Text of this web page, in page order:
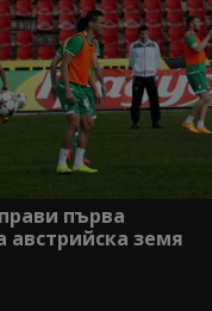
първа
австрийска земя